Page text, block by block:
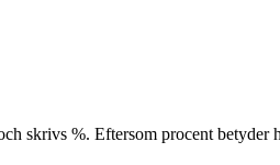
skrivs %. Eftersom procent betyder